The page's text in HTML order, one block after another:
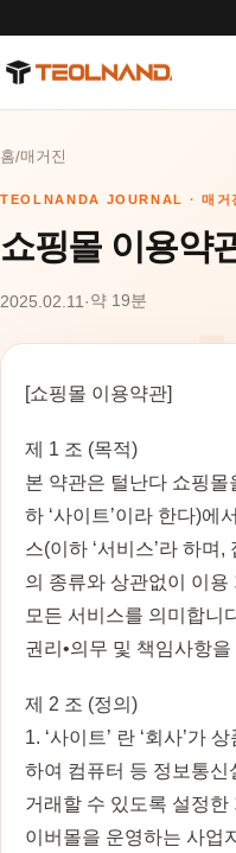
홈/매거진
TEOLNANDA JOURNAL · 매거
쇼핑몰 이용약
2025.02.11 ·약 19분
[쇼핑몰 이용약관]
제 1 조 (목적)
본 약관은 털난다 쇼핑몰
하 ‘사이트’이라 한다)에
스(이하 ‘서비스’라 하며,
의 종류와 상관없이 이
모든 서비스를 의미합니
권리•의무 및 책임사항
제 2 조 (정의)
1. ‘사이트’ 란 ‘회사’가
하여 컴퓨터 등 정보통신
거래할 수 있도록 설정
이버몰을 운영하는 사업